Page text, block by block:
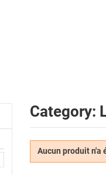
Category:
Aucun produit n'a